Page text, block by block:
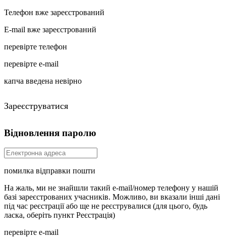
Телефон вже зареєстрований
E-mail вже зареєстрований
перевірте телефон
перевірте e-mail
капча введена невірно
Зареєструватися
Відновлення паролю
помилка відправки пошти
На жаль, ми не знайшли такий e-mail/номер телефону у нашій
базі зареєстрованих учасників. Можливо, ви вказали інші дані
під час реєстрації або ще не реєструвалися (для цього, будь
ласка, оберіть пункт Реєстрація)
перевірте e-mail